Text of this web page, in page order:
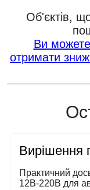
Об'єктів,
Ви
отримати
Вирішення
Практичний
12В-220В для